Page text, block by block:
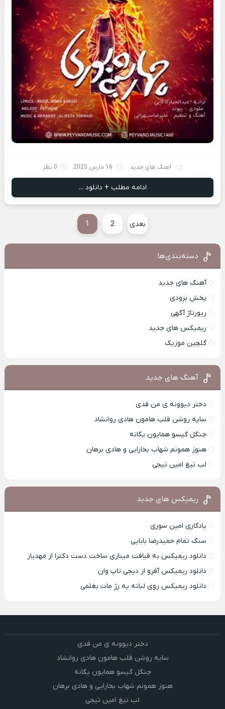
آهنگ های جدید 16 مارس 2025 0 نظر
ادامه مطلب + دانلود ...
1 2 بعدی
دسته‌بندی‌ها
آهنگ های جدید
پخش بزودی
رپورتاژ آگهی
ریمیکس های جدید
گلچین موزیک
آهنگ های جدید
دختر دیوونه ی من فدی
سایه روشن قلب هامون هادی روانشاد
جنگل گیسو همایون یگانه
هنوز همونم شهاب بخارایی و هادی برهان
لب تیغ امین تیجی
ریمیکس های جدید
یادگاری امین سوری
سنگ تمام حمیدرضا بابایی
دانلود ریمیکس به قیافت مینازی ساخت دست دکترا از مهدیار
دانلود ریمیکس آفرو از ديجی تاپ وان
دانلود ریمیکس روی لباته یه رژ مات بغلمی
دختر دیوونه ی من فدی
سایه روشن قلب هامون هادی روانشاد
جنگل گیسو همایون یگانه
هنوز همونم شهاب بخارایی و هادی برهان
لب تیغ امین تیجی